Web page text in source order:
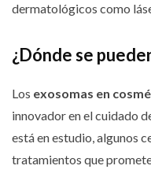
dermatológicos como
¿Dónde se
Los exosomas en
innovador en el cuidado
está en estudio, algunos
tratamientos que